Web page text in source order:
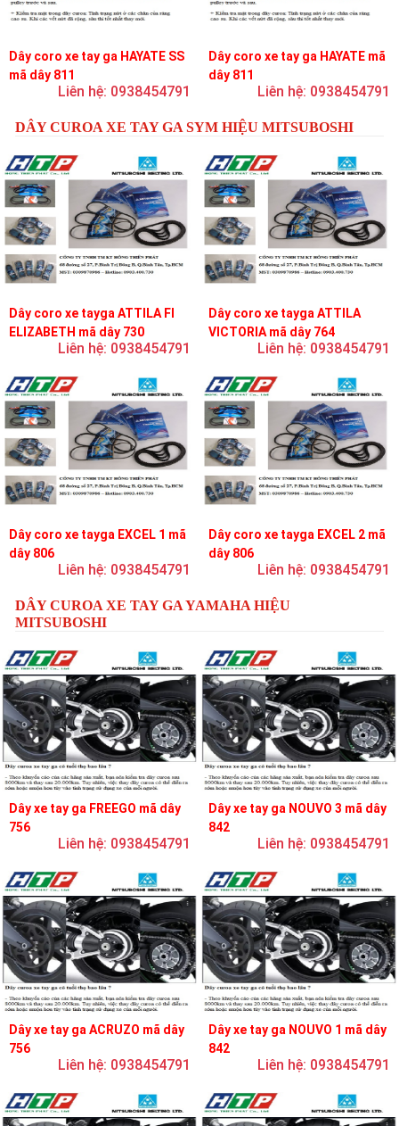
Dây coro xe tay ga HAYATE SS
mã dây 811
Liên hệ: 0938454791
Dây coro xe tay ga HAYATE mã
dây 811
Liên hệ: 0938454791
DÂY CUROA XE TAY GA SYM HIỆU MITSUBOSHI
Dây coro xe tayga ATTILA FI
ELIZABETH mã dây 730
Liên hệ: 0938454791
Dây coro xe tayga ATTILA
VICTORIA mã dây 764
Liên hệ: 0938454791
Dây coro xe tayga EXCEL 1 mã
dây 806
Liên hệ: 0938454791
Dây coro xe tayga EXCEL 2 mã
dây 806
Liên hệ: 0938454791
DÂY CUROA XE TAY GA YAMAHA HIỆU
MITSUBOSHI
Dây xe tay ga FREEGO mã dây
756
Liên hệ: 0938454791
Dây xe tay ga NOUVO 3 mã dây
842
Liên hệ: 0938454791
Dây xe tay ga ACRUZO mã dây
756
Liên hệ: 0938454791
Dây xe tay ga NOUVO 1 mã dây
842
Liên hệ: 0938454791